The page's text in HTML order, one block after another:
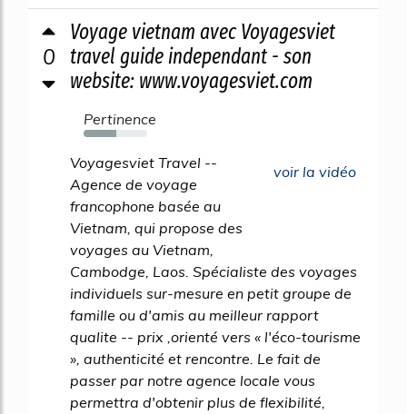
0
Voyage vietnam avec Voyagesviet
travel guide independant - son
website: www.voyagesviet.com
Pertinence
51%
voir la vidéo
Voyagesviet Travel --
Agence de voyage
francophone basée au
Vietnam, qui propose des
voyages au Vietnam,
Cambodge, Laos. Spécialiste des voyages
individuels sur-mesure en petit groupe de
famille ou d'amis au meilleur rapport
qualite -- prix ,orienté vers « l'éco-tourisme
», authenticité et rencontre. Le fait de
passer par notre agence locale vous
permettra d'obtenir plus de flexibilité,